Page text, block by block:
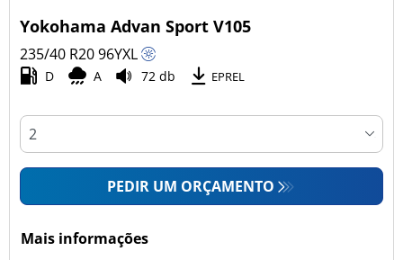
Yokohama Advan Sport V105
235/40 R2096YXL
D A 72 db EPREL
PEDIR UM ORÇAMENTO
Mais informações